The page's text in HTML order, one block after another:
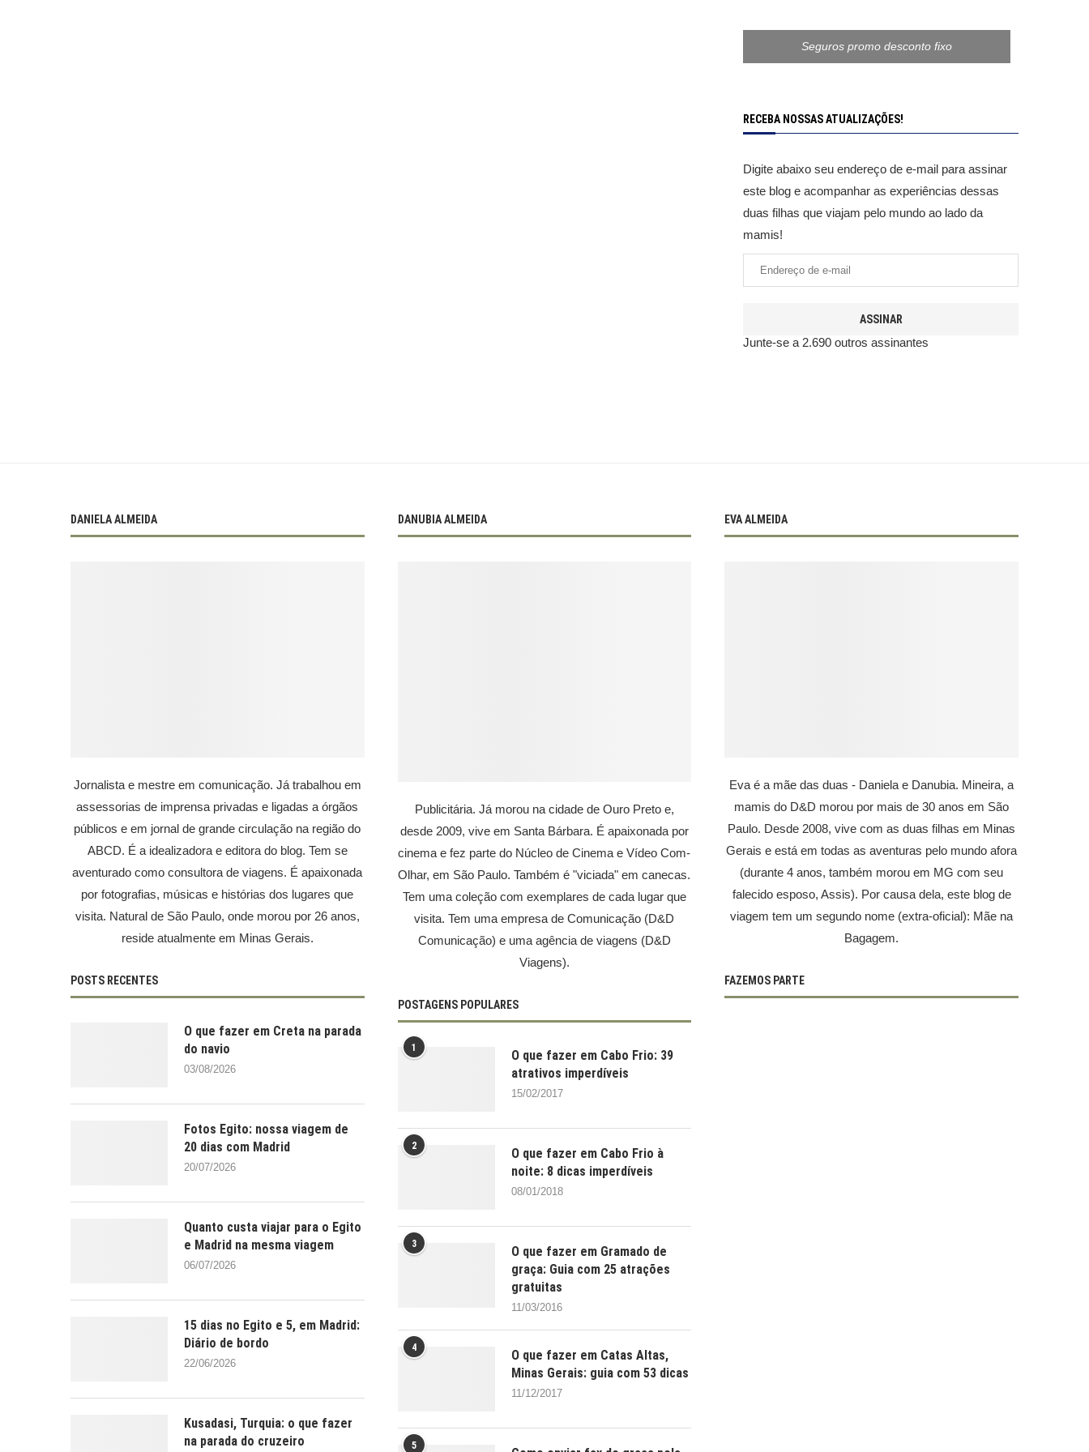
Seguros promo desconto fixo
RECEBA NOSSAS ATUALIZAÇÕES!
Digite abaixo seu endereço de e-mail para assinar
este blog e acompanhar as experiências dessas
duas filhas que viajam pelo mundo ao lado da
mamis!
ASSINAR
Junte-se a 2.690 outros assinantes
DANIELA ALMEIDA
Jornalista e mestre em comunicação. Já trabalhou em
assessorias de imprensa privadas e ligadas a órgãos
públicos e em jornal de grande circulação na região do
ABCD. É a idealizadora e editora do blog. Tem se
aventurado como consultora de viagens. É apaixonada
por fotografias, músicas e histórias dos lugares que
visita. Natural de São Paulo, onde morou por 26 anos,
reside atualmente em Minas Gerais.
POSTS RECENTES
O que fazer em Creta na parada
do navio
03/08/2026
Fotos Egito: nossa viagem de
20 dias com Madrid
20/07/2026
Quanto custa viajar para o Egito
e Madrid na mesma viagem
06/07/2026
15 dias no Egito e 5, em Madrid:
Diário de bordo
22/06/2026
Kusadasi, Turquia: o que fazer
na parada do cruzeiro
DANUBIA ALMEIDA
Publicitária. Já morou na cidade de Ouro Preto e,
desde 2009, vive em Santa Bárbara. É apaixonada por
cinema e fez parte do Núcleo de Cinema e Vídeo Com-
Olhar, em São Paulo. Também é "viciada" em canecas.
Tem uma coleção com exemplares de cada lugar que
visita. Tem uma empresa de Comunicação (D&D
Comunicação) e uma agência de viagens (D&D
Viagens).
POSTAGENS POPULARES
1
O que fazer em Cabo Frio: 39
atrativos imperdíveis
15/02/2017
2
O que fazer em Cabo Frio à
noite: 8 dicas imperdíveis
08/01/2018
3
O que fazer em Gramado de
graça: Guia com 25 atrações
gratuitas
11/03/2016
4
O que fazer em Catas Altas,
Minas Gerais: guia com 53 dicas
11/12/2017
5
EVA ALMEIDA
Eva é a mãe das duas - Daniela e Danubia. Mineira, a
mamis do D&D morou por mais de 30 anos em São
Paulo. Desde 2008, vive com as duas filhas em Minas
Gerais e está em todas as aventuras pelo mundo afora
(durante 4 anos, também morou em MG com seu
falecido esposo, Assis). Por causa dela, este blog de
viagem tem um segundo nome (extra-oficial): Mãe na
Bagagem.
FAZEMOS PARTE